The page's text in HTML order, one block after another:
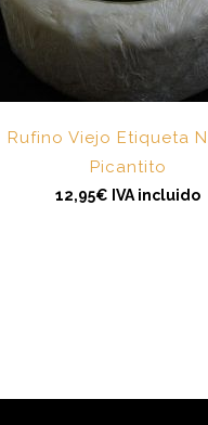
Rufino Viejo Etiqueta
Picantito
12,95€ IVA incluido